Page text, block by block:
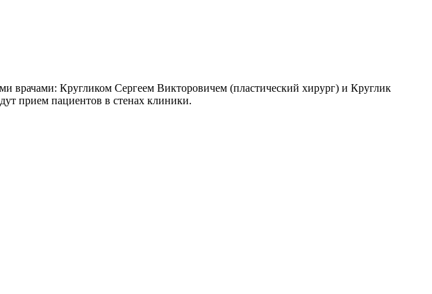
врачами: Кругликом Сергеем Викторовичем (пластический хирург) и Круглик
прием пациентов в стенах клиники.